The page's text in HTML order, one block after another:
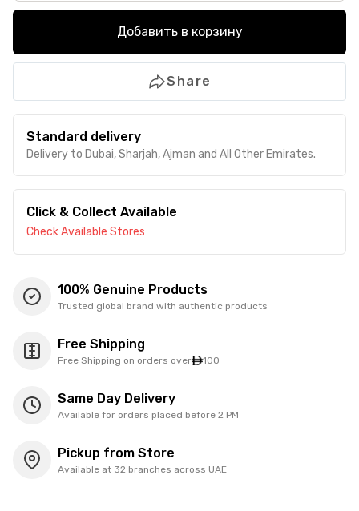
Добавить в корзину
Share
Standard delivery
Delivery to Dubai, Sharjah, Ajman and All Other Emirates.
Click & Collect Available
Check Available Stores
100% Genuine Products
Trusted global brand with authentic products
Free Shipping
Free Shipping on orders over 100
Same Day Delivery
Available for orders placed before 2 PM
Pickup from Store
Available at 32 branches across UAE